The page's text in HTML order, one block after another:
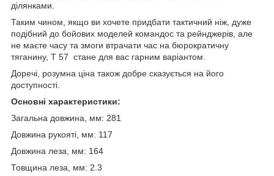
ділянками.
Таким чином, якщо ви хочете придбати тактичний ніж, дуже
подібний до бойових моделей командос та рейнджерів, але
не маєте часу та змоги втрачати час на бюрократичну
тяганину, Т 57 стане для вас гарним варіантом.
Доречі, розумна ціна також добре сказується на його
доступності.
Основні характеристики:
Загальна довжина, мм: 281
Довжина рукояті, мм: 117
Довжина леза, мм: 164
Товщина леза, мм: 2.3